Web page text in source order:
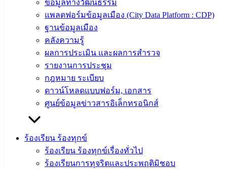
ข้อมูลทางวัฒนธรรม
แพลตฟอร์มข้อมูลเมือง (City Data Platform : CDP)
ฐานข้อมูลเมือง
คลังความรู้
ผลการประเมิน และผลการสำรวจ
รายงานการประชุม
กฎหมาย ระเบียบ
ดาวน์โหลดแบบฟอร์ม, เอกสาร
ศูนย์ข้อมูลข่าวสารอิเล็กทรอนิกส์
ร้องเรียน ร้องทุกข์
ร้องเรียน ร้องทุกข์เรื่องทั่วไป
ร้องเรียนการทุจริตและประพฤติมิชอบ
น่ารู้
ศุนย์
ข้อมูล
ข่าวสาร
อิเล็กทรอนิกส์
องค์
ความรู้
(Knowledge
Management)
ติดต่อ
เทศบาล